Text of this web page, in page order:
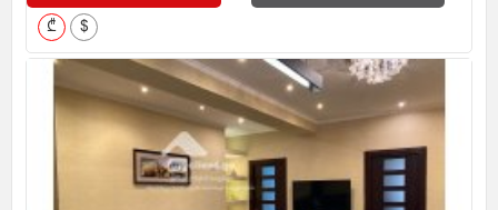
₾ $